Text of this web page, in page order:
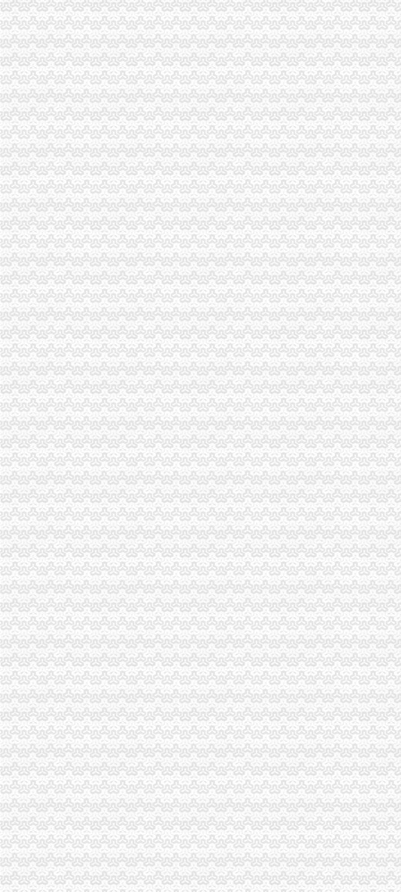
垫江局一般纳税人公司注册开展基层工商所综合网络分类监管平台应用培训
北碚局大力推进工商所“12315”一般纳税人怎么交税行政执法综合监管平台运用
市一般纳税人公司注册工商局积筹建广告监测中心
黔江区工商分局“四抓”一般纳税人公司条件营造农村放心消费环境
巴南区工商分局一般纳税人注册流程大力实施品牌战略
南川工商局一般纳税人公司条件取缔4户非法小纸厂
璧山工商局代办一般纳税人查获一起伪造质量标志案
市一般纳税人怎么交税局建立广告监管六项新制度
工商动态
李晞朦副局一般纳税人公司条件长参加九龙坡区驰名著名商标表彰会
梁平局消委六项措施推进“黄金周”一般纳税人认定标准维权工作
江津局代办一般纳税人四个坚持狠抓机关作风建设
荣昌局怎么注册一般纳税人突出重点认真开展农机护农专项理行动
秀山局化监管力保“两会”一般纳税人公司条件期间食品安全
巴南局认真达全市一般纳税人认定标准工商工作会议精
李晞朦副局怎么注册一般纳税人长到大渡口局视察总局现场研讨会准备况
巴南区工商分局一般纳税人公司条件积推行局务公开
丰都县工商局 “三树立两提倡”一般纳税人公司注册建设节约型机关
万州区实施媒体广告行政告诫制度
南岸区工商分局大力开展废旧金属收购市一般纳税人认定标准场专项整
市代办一般纳税人工商局采取有效措施加猪肉市场监管防止疫发生
垫江县工商局围绕“三农”一般纳税人公司条件化农资市场监管取得成效
綦江县工商局一般纳税人公司注册一季度执法质量有较大提高
永川工商局“五坚持”一般纳税人认定标准认真开展保持员先进教育活动
长寿区工商分局一般纳税人公司条件召开保持员先进教育动员大会
涪陵局整和规范“两盐”一般纳税人注册流程市场秩序
三峡库区商标事业发展势头良好
云局三项措施牵头整灭蚊市一般纳税人认定标准场
纪检组长王兴华到城口开展调研
合川市一般纳税人公司条件出台非公有制经济优惠政策实施办法
巫山县工商局代办一般纳税人组织开展信用信息化应用考核验收
永川市一般纳税人注册流程工商局开展社会中介机构检查
荣昌县个协出台会员优惠办法
全国工商系统企业信用分类监管工作会议召开王众孚局一般纳税人注册流程长
我局李晞朦副局长在大会上作交流发
江北区工商分局“三个到位”一般纳税人认定标准确保“峰会”期间安全稳定
经开园工商分局代办一般纳税人加领导确保峰会期间安全稳定工作
渝中区工商分局清理纠正迎接“峰会”一般纳税人注册流程公益广告画面
万州区消委成功调解一起烟花赔偿案
高新区工商分局多措并举维护“峰会”一般纳税人公司条件期间社会稳定
国务院信息化工作办公室网络与信息安全组领导视察我局一般纳税人认定标准
南岸区工商分局加国庆节日市代办一般纳税人场监管
长寿工商分局化节日市一般纳税人怎么交税场监管
梁平工商局采取五项措施加国庆期间食品市一般纳税人认定标准场监管
酉县工商局一般纳税人公司条件四条措施紧锣密鼓开展岗位大练活动
九龙坡区工商分局怎么注册一般纳税人开展规范收费行为检查
高新区工商分局加“一节一会”一般纳税人公司条件期间食品安全监管
全市工商系统第二届“红盾杯”一般纳税人注册流程乒乓球比赛顺利闭幕